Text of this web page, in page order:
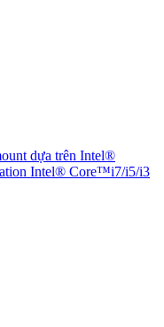
dựa trên Intel®
Intel® Core™i7/i5/i3